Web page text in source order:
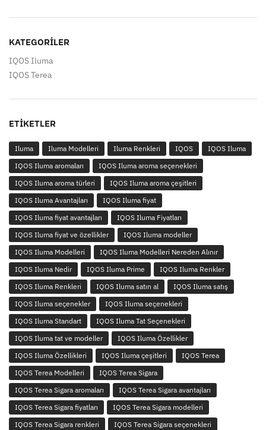
KATEGORILER
IQOS Iluma
IQOS Terea
ETIKETLER
Iluma Iluma Modelleri Iluma Renkleri IQOS
IQOS Iluma
IQOS Iluma aromaları
IQOS Iluma aroma seçenekleri
IQOS Iluma aroma türleri
IQOS Iluma aroma çeşitleri
IQOS Iluma Avantajları
IQOS Iluma fiyat
IQOS Iluma fiyat avantajları
IQOS Iluma Fiyatları
IQOS Iluma fiyat ve özellikler
IQOS Iluma modeller
IQOS Iluma Modelleri
IQOS Iluma Modelleri Nereden Alınır
IQOS Iluma Nedir
IQOS Iluma Prime
IQOS Iluma Renkler
IQOS Iluma Renkleri
IQOS Iluma satın al
IQOS Iluma satış
IQOS Iluma seçenekler
IQOS Iluma seçenekleri
IQOS Iluma Standart
IQOS Iluma Tat Seçenekleri
IQOS Iluma tat ve modeller
IQOS Iluma Özellikler
IQOS Iluma Özellikleri
IQOS Iluma çeşitleri
IQOS Terea
IQOS Terea Modelleri
IQOS Terea Sigara
IQOS Terea Sigara aromaları
IQOS Terea Sigara avantajları
IQOS Terea Sigara fiyatları
IQOS Terea Sigara modelleri
IQOS Terea Sigara renkleri
IQOS Terea Sigara seçenekleri